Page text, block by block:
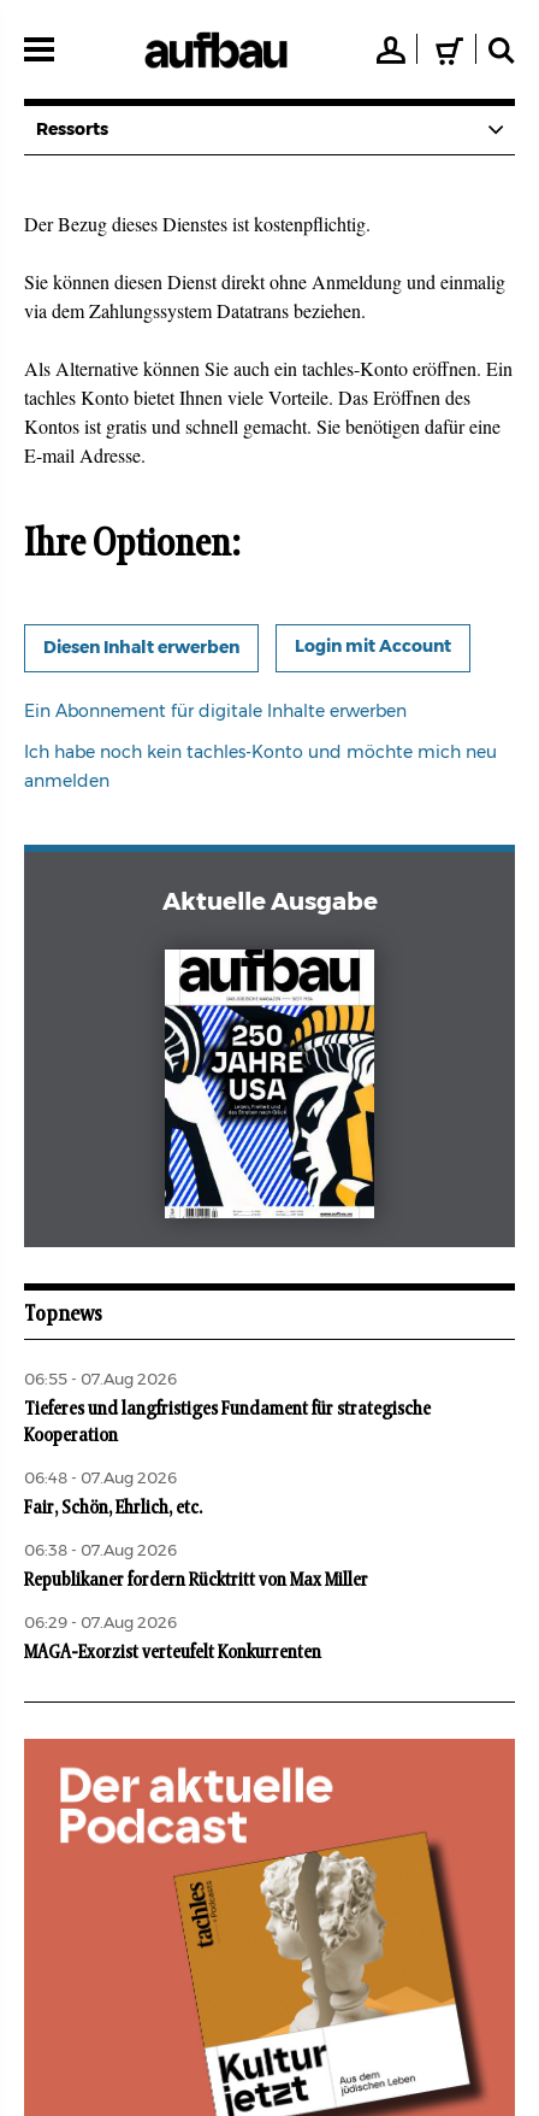
zum
👤 🛒 🔍
Ressorts
Der Bezug dieses Dienstes ist kostenpflichtig.
Sie können diesen Dienst direkt ohne Anmeldung und einmalig
via dem Zahlungssystem Datatrans beziehen.
Als Alternative können Sie auch ein tachles-Konto eröffnen. Ein
tachles Konto bietet Ihnen viele Vorteile. Das Eröffnen des
Kontos ist gratis und schnell gemacht. Sie benötigen dafür eine
E-mail Adresse.
Ihre Optionen:
Login mit Account
Ein Abonnement für digitale Inhalte erwerben
Ich habe noch kein tachles-Konto und möchte mich neu
anmelden
Aktuelle Ausgabe
aufbau
Topnews
06:55 - 07.Aug 2026
Tieferes und langfristiges Fundament für strategische
Kooperation
06:48 - 07.Aug 2026
Fair, Schön, Ehrlich, etc.
06:38 - 07.Aug 2026
Republikaner fordern Rücktritt von Max Miller
06:29 - 07.Aug 2026
MAGA-Exorzist verteufelt Konkurrenten